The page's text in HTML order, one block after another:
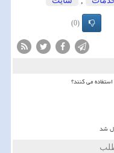
(0)
می کنند؟